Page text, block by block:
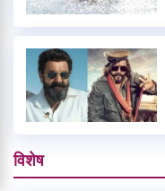
विशेष